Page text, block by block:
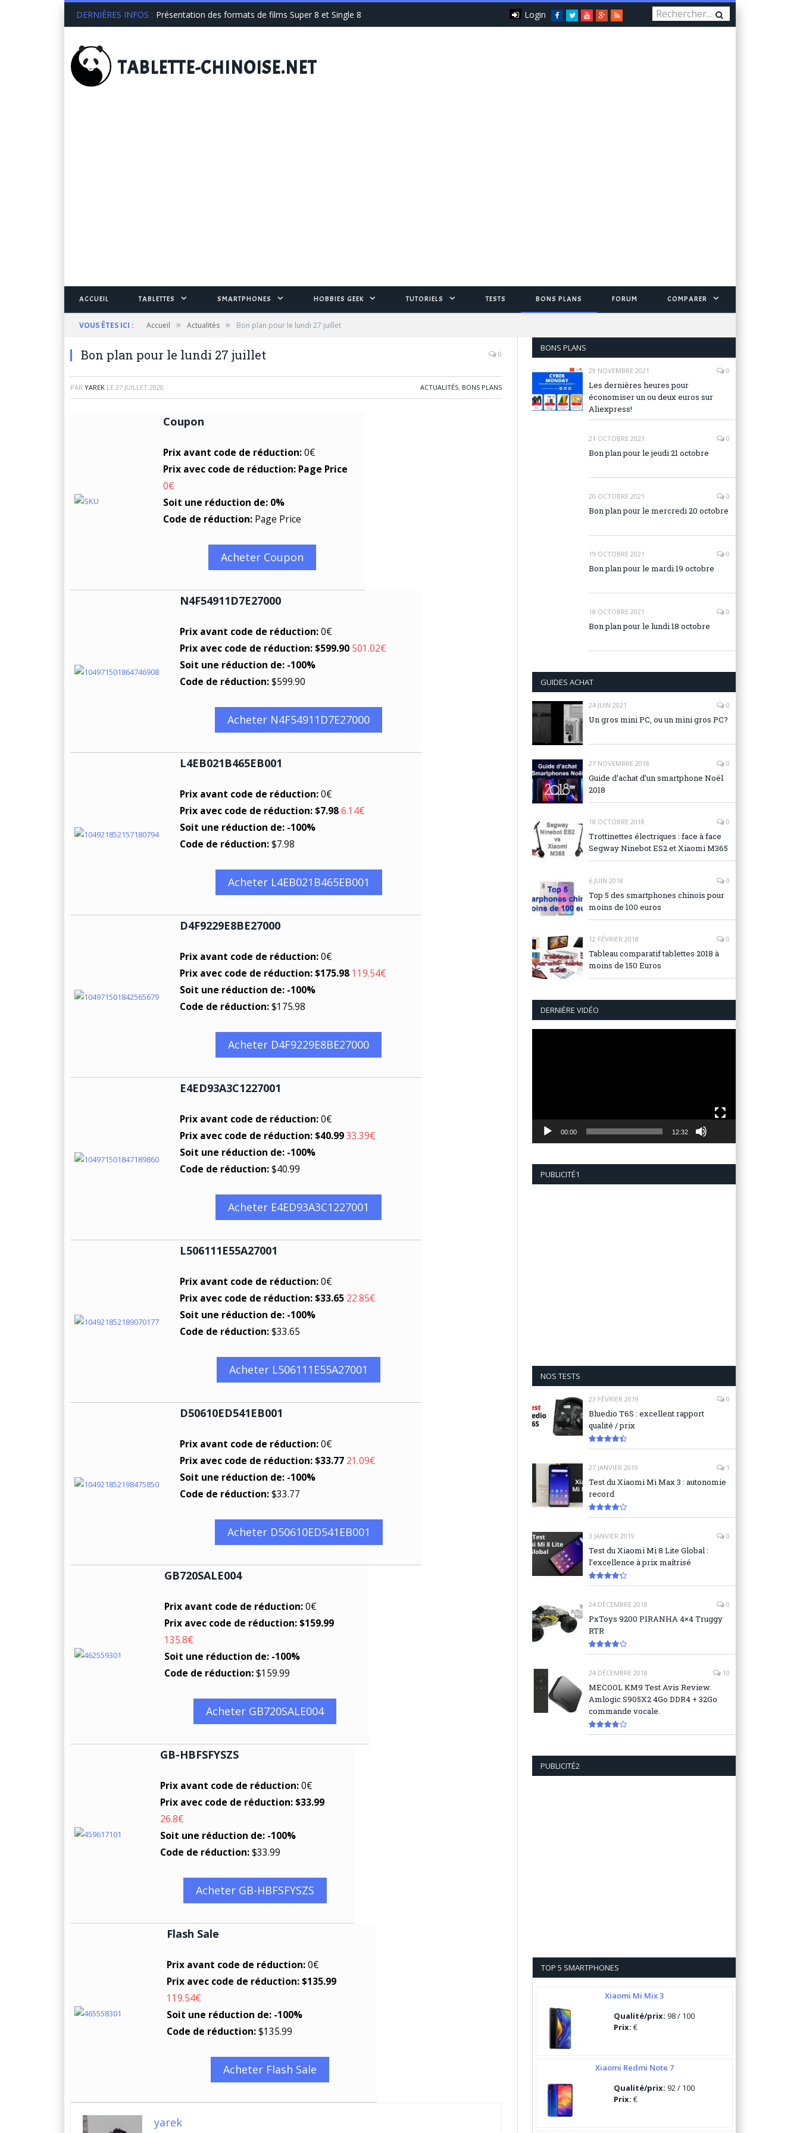
DERNIÈRES INFOS : Présentation des formats de films Super 8 et Single 8 Facebook
TwitterYou
Tube
Google+
RSS
Login
TABLETTE-CHINOISE.NET
ACCUEIL TABLETTES SMARTPHONES HOBBIES GEEK TUTORIELS TESTS BONS PLANS FORUM COMPARER
VOUS ÊTES ICI : Accueil » Actualités » Bon plan pour le lundi 27 juillet
Bon plan pour le lundi 27 juillet 0
PAR YAREK LE 27 JUILLET 2020 ACTUALITÉS, BONS PLANS
Coupon
Prix avant code de réduction:0€
Prix avec code de réduction: Page Price
0€
Soit une réduction de: 0%
Code de réduction: Page Price
Acheter Coupon
N4F54911D7E27000
Prix avant code de réduction:0€
Prix avec code de réduction: $599.90 501.02€
Soit une réduction de: -100%
Code de réduction:$599.90
Acheter N4F54911D7E27000
L4EB021B465EB001
Prix avant code de réduction:0€
Prix avec code de réduction: $7.986.14€
Soit une réduction de: -100%
Code de réduction:$7.98
Acheter L4EB021B465EB001
D4F9229E8BE27000
Prix avant code de réduction:0€
Prix avec code de réduction: $175.98 119.54€
Soit une réduction de: -100%
Code de réduction:$175.98
Acheter D4F9229E8BE27000
E4ED93A3C1227001
Prix avant code de réduction:0€
Prix avec code de réduction: $40.9933.39€
Soit une réduction de: -100%
Code de réduction:$40.99
Acheter E4ED93A3C1227001
L506111E55A27001
Prix avant code de réduction:0€
Prix avec code de réduction: $33.65 22.85€
Soit une réduction de: -100%
Code de réduction:$33.65
Acheter L506111E55A27001
D50610ED541EB001
Prix avant code de réduction:0€
Prix avec code de réduction: $33.77 21.09€
Soit une réduction de: -100%
Code de réduction:$33.77
Acheter D50610ED541EB001
GB720SALE004
Prix avant code de réduction:0€
Prix avec code de réduction: $159.99
135.8€
Soit une réduction de: -100%
Code de réduction:$159.99
Acheter GB720SALE004
GB-HBFSFYSZS
Prix avant code de réduction:0€
Prix avec code de réduction: $33.99
26.8€
Soit une réduction de: -100%
Code de réduction:$33.99
Acheter GB-HBFSFYSZS
Flash Sale
Prix avant code de réduction:0€
Prix avec code de réduction: $135.99
119.54€
Soit une réduction de: -100%
Code de réduction:$135.99
Acheter Flash Sale
yarek
BONS PLANS
29 NOVEMBRE 2021 0
Les dernières heures pour
économiser un ou deux euros sur
Aliexpress!
21 OCTOBRE 2021 0
Bon plan pour le jeudi 21 octobre
20 OCTOBRE 2021 0
Bon plan pour le mercredi 20 octobre
19 OCTOBRE 2021 0
Bon plan pour le mardi 19 octobre
18 OCTOBRE 2021 0
Bon plan pour le lundi 18 octobre
GUIDES ACHAT
24 JUIN 2021 0
Un gros mini PC, ou un mini gros PC?
27 NOVEMBRE 2018 0
Guide d’achat d’un smartphone Noël
2018
18 OCTOBRE 2018 0
Trottinettes électriques : face à face
Segway Ninebot ES2 et Xiaomi M365
6 JUIN 2018 0
Top 5 des smartphones chinois pour
moins de 100 euros
12 FÉVRIER 2018 0
Tableau comparatif tablettes 2018 à
moins de 150 Euros
DERNIÈRE VIDÉO
00:00 12:32
PUBLICITÉ1
NOS TESTS
23 FÉVRIER 2019 0
Bluedio T6S : excellent rapport
qualité / prix
27 JANVIER 2019 1
Test du Xiaomi Mi Max 3 : autonomie
record
3 JANVIER 2019 0
Test du Xiaomi Mi 8 Lite Global :
l’excellence à prix maîtrisé
24 DÉCEMBRE 2018 0
PxToys 9200 PIRANHA 4×4 Truggy
RTR
24 DÉCEMBRE 2018 10
MECOOL KM9 Test Avis Review.
Amlogic S905X2 4Go DDR4 + 32Go
commande vocale.
PUBLICITÉ2
TOP 5 SMARTPHONES
Xiaomi Mi Mix 3
Qualité/prix:98 / 100
Prix:€
Xiaomi Redmi Note 7
Qualité/prix:92 / 100
Prix:€